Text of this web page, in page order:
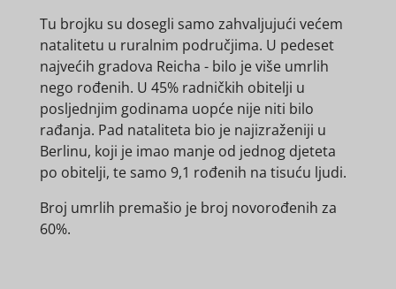
Tu brojku su dosegli samo zahvaljujući većem
natalitetu u ruralnim područjima. U pedeset
najvećih gradova Reicha - bilo je više umrlih
nego rođenih. U 45% radničkih obitelji u
posljednjim godinama uopće nije niti bilo
rađanja. Pad nataliteta bio je najizraženiji u
Berlinu, koji je imao manje od jednog djeteta
po obitelji, te samo 9,1 rođenih na tisuću ljudi.
Broj umrlih premašio je broj novorođenih za
60%.